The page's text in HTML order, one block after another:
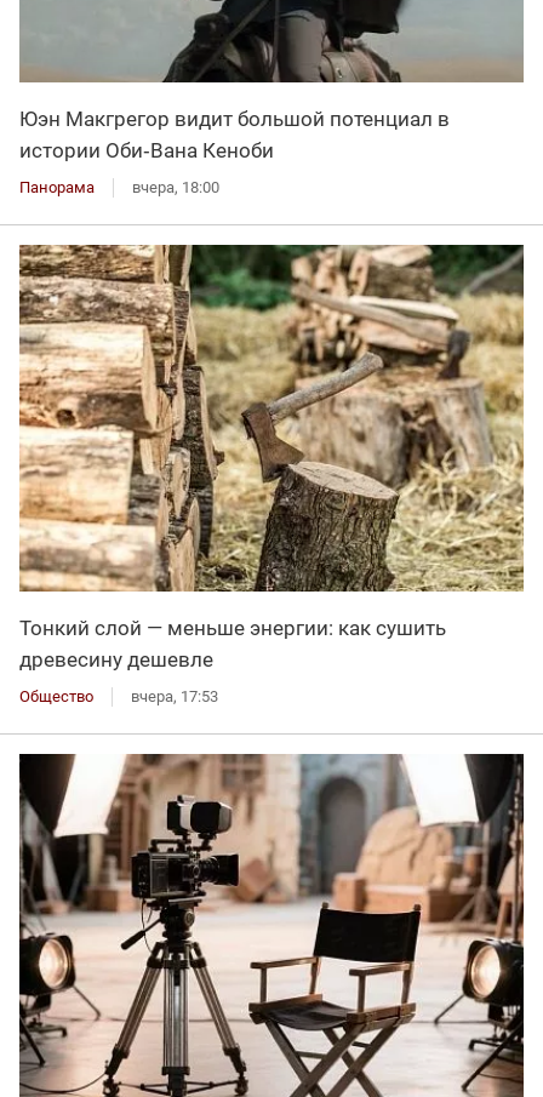
Юэн Макгрегор видит большой потенциал в
истории Оби‑Вана Кеноби
Панорама вчера, 18:00
Тонкий слой — меньше энергии: как сушить
древесину дешевле
Общество вчера, 17:53